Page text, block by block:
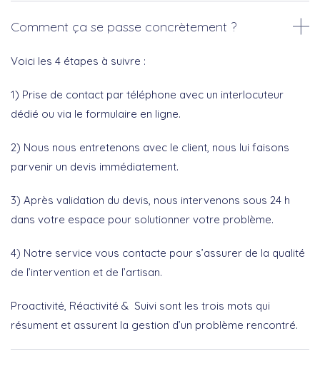
Comment ça se passe concrètement ?
Voici les 4 étapes à suivre :
1) Prise de contact par téléphone avec un interlocuteur
dédié ou via le formulaire en ligne.
2) Nous nous entretenons avec le client, nous lui faisons
parvenir un devis immédiatement.
3) Après validation du devis, nous intervenons sous 24 h
dans votre espace pour solutionner votre problème.
4) Notre service vous contacte pour s’assurer de la qualité
de l’intervention et de l’artisan.
Proactivité, Réactivité & Suivi sont les trois mots qui
résument et assurent la gestion d’un problème rencontré.